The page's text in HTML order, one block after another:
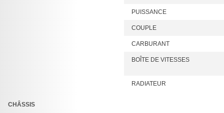
PUISSANCE
COUPLE
CARBURANT
BOÎTE DE VITESSES
RADIATEUR
CHÂSSIS